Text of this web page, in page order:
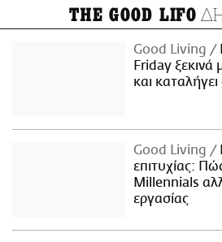
THE GOOD LIFO
Good Living
Friday ξεκινά
και
Good Living
επιτυχίας:
Millennials
εργασίας